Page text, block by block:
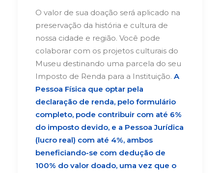
O valor de sua doação será aplicado na
preservação da história e cultura de
nossa cidade e região. Você pode
colaborar com os projetos culturais do
Museu destinando uma parcela do seu
Imposto de Renda para a Instituição. A
Pessoa Física que optar pela
declaração de renda, pelo formulário
completo, pode contribuir com até 6%
do imposto devido, e a Pessoa Jurídica
(lucro real) com até 4%, ambos
beneficiando-se com dedução de
100% do valor doado, uma vez que o